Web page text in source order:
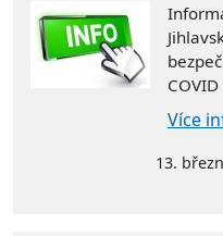
Více
13.